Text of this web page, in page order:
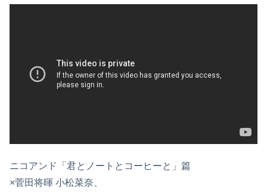
ニコアンド「君とノートとコーヒーと」篇
×菅田将暉 小松菜奈、